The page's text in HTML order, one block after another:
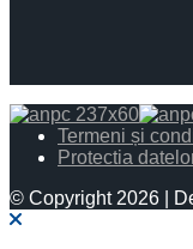
Termeni și
Protectia
© Copyright 2026 |